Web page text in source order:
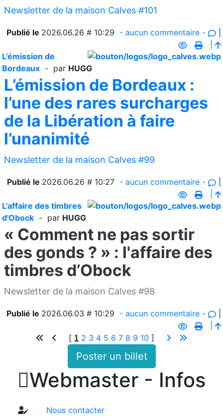
Newsletter de la maison Calves #101
Publié le 2026.06.26 # 10:29 - aucun commentaire -
L’émission de
Bordeaux - par HUGG
L’émission de Bordeaux :
l’une des rares surcharges
de la Libération à faire
l’unanimité
Newsletter de la maison Calves #99
Publié le 2026.06.26 # 10:27 - aucun commentaire -
L'affaire des timbres
d'Obock - par HUGG
« Comment ne pas sortir
des gonds ? » : l'affaire des
timbres d’Obock
Newsletter de la maison Calves #98
Publié le 2026.06.03 # 10:29 - aucun commentaire -
[ 1 2 3 4 5 6 7 8 9 10 ]
Poster un billet
Webmaster - Infos
Nous contacter